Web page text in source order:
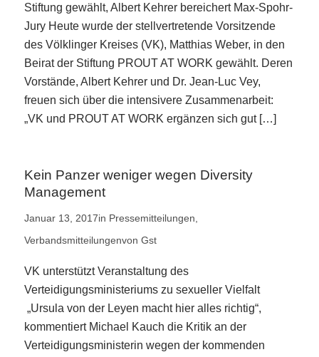
Stiftung gewählt, Albert Kehrer bereichert Max-Spohr-
Jury Heute wurde der stellvertretende Vorsitzende
des Völklinger Kreises (VK), Matthias Weber, in den
Beirat der Stiftung PROUT AT WORK gewählt. Deren
Vorstände, Albert Kehrer und Dr. Jean-Luc Vey,
freuen sich über die intensivere Zusammenarbeit:
„VK und PROUT AT WORK ergänzen sich gut […]
Kein Panzer weniger wegen Diversity
Management
Januar 13, 2017in Pressemitteilungen
Verbandsmitteilungenvon Gst
VK unterstützt Veranstaltung des
Verteidigungsministeriums zu sexueller Vielfalt
„Ursula von der Leyen macht hier alles richtig“,
kommentiert Michael Kauch die Kritik an der
Verteidigungsministerin wegen der kommenden